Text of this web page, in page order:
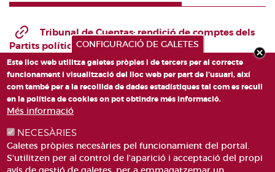
Tribunal de Cuentas: rendició de comptes dels
Partits polítics CONFIGURACIÓ DE GALETES
Este lloc web utilitza galetes pròpies i de tercers per al correcte
funcionament i visualització del lloc web per part de l'usuari, així
com també per a la recollida de dades estadístiques tal com es recull
en la política de cookies on pot obtindre més informació.
Més informació
NECESÀRIES
Galetes pròpies necesàries pel funcionamient del portal.
S'utilitzen per al control de l'aparició i acceptació del propi